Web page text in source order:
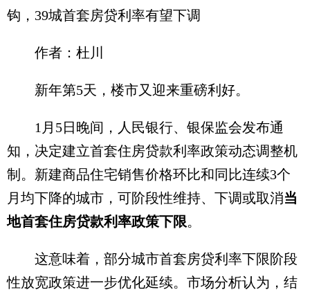
钩，39城首套房贷利率有望下调
作者：杜川
新年第5天，楼市又迎来重磅利好。
1月5日晚间，人民银行、银保监会发布通
知，决定建立首套住房贷款利率政策动态调整机
制。新建商品住宅销售价格环比和同比连续3个
月均下降的城市，可阶段性维持、下调或取消当
地首套住房贷款利率政策下限。
这意味着，部分城市首套房贷利率下限阶段
性放宽政策进一步优化延续。市场分析认为，结